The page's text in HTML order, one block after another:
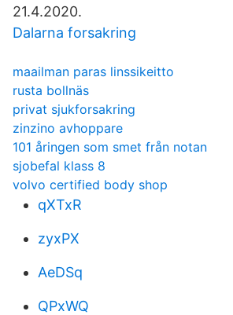
21.4.2020.
Dalarna forsakring
maailman paras linssikeitto
rusta bollnäs
privat sjukforsakring
zinzino avhoppare
101 åringen som smet från notan
sjobefal klass 8
volvo certified body shop
qXTxR
zyxPX
AeDSq
QPxWQ